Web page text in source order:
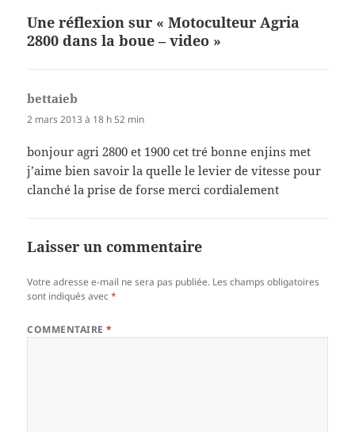
Une réflexion sur « Motoculteur Agria
2800 dans la boue – video »
bettaieb
2 mars 2013 à 18 h 52 min
bonjour agri 2800 et 1900 cet tré bonne enjins met
j’aime bien savoir la quelle le levier de vitesse pour
clanché la prise de forse merci cordialement
Laisser un commentaire
Votre adresse e-mail ne sera pas publiée. Les champs obligatoires
sont indiqués avec*
COMMENTAIRE*